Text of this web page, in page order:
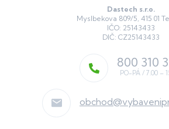
Dastech s.r.o.
Myslbekova 809/5, 415 01
IČO: 25143433
DIČ: CZ25143433
obchod@
800 310